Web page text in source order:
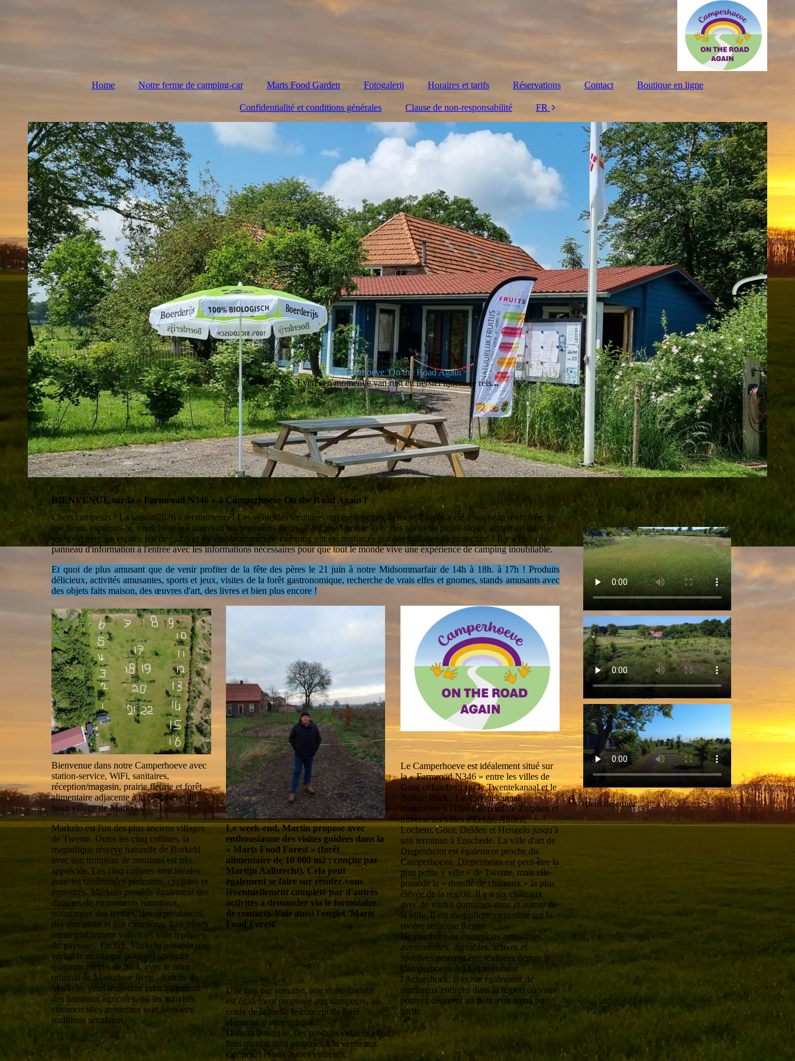
Home Notre ferme de camping-car Marts Food Garden Fotogalerij Horaires et tarifs Réservations Contact Boutique en ligne
Confidentialité et conditions générales Clause de non-responsabilité FR
NL
DE
Camperhoeve 'On the Road Again'
Even een momentje van rust en herstel tijdens je reis...
BIENVENUE sur la « Farmroad N346 » à Camperhoeve On the Road Again !
Chers campeurs ! La saison 2026 a recommencé! Les véhicules sanitaires ont été repeints, la route d'accès a été à nouveau renforcée, le
pré fleuri, espérons-le, verra bientôt à nouveau ses premières fleurs, il y a une terrasse avec des tables de pique-nique, un terrain de
jeu/sport avec un espace feu de camp et les emplacements de camping ont été renforcés par des grillages de protection ! Il y a un
panneau d'information à l'entrée avec les informations nécessaires pour que tout le monde vive une expérience de camping inoubliable.
Et quoi de plus amusant que de venir profiter de la fête des pères le 21 juin à notre Midsommarfair de 14h à 18h. à 17h ! Produits
délicieux, activités amusantes, sports et jeux, visites de la forêt gastronomique, recherche de vrais elfes et gnomes, stands amusants avec
des objets faits maison, des œuvres d'art, des livres et bien plus encore !
Bienvenue dans notre Camperhoeve avec
station-service, WiFi, sanitaires,
réception/magasin, prairie fleurie et forêt
alimentaire adjacente à la périphérie du
beau village de Markelo.
Markelo est l'un des plus anciens villages
de Twente. Outre les cinq collines, la
magnifique réserve naturelle de Borkeld
avec son troupeau de moutons est très
appréciée. Les cinq collines sont idéales
pour les randonnées pédestres, cyclistes et
équestres. Markelo possède également des
dizaines de monuments nationaux,
notamment des fermes, des dépendances,
des domaines et des cimetières. Les frênes
remarquablement vallonnés sont typiques
du paysage. En fait, Markelo possède une
véritable montagne pouvant atteindre
quarante mètres de haut, avec le nom
original de Markelose Berg. Autour de
Markelo, vous trouverez principalement
des hameaux agricoles, où les activités
commerciales modernes sont liées aux
traditions séculaires.
Le week-end, Martin propose avec
enthousiasme des visites guidées dans la
« Marts Food Forest » (forêt
alimentaire de 10 000 m2 ; conçue par
Martijn Aalbrecht). Cela peut
également se faire sur rendez-vous
(éventuellement complété par d'autres
activités à demander via le formulaire
de contact). Voir aussi l'onglet 'Marts
Food Forest'
Une fois par semaine, une visite gratuite
est également proposée aux campeurs, au
cours de laquelle le concept de forêt
alimentaire est expliqué.
Dans la boutique, des produits cultivés et
faits maison sont proposés à la vente aux
campeurs et aux autres visiteurs.
Le Camperhoeve est idéalement situé sur
la « Farmroad N346 » entre les villes de
Goor et Lochem sur le Twentekanaal et le
Bolkse Beek. Le Twentekanaal
commence à l'IJssel au nord de Zutphen et
traverse les villes d'Eefde, Almen,
Lochem, Goor, Delden et Hengelo jusqu'à
son terminus à Enschede. La ville d'art de
Diepenheim est également proche du
Camperhoeve. Diepenheim est peut-être la
plus petite « ville » de Twente, mais elle
possède la « densité de châteaux » la plus
élevée de la région. Il y a six châteaux
avec de vastes domaines dans et autour de
la ville. Il est magnifiquement situé sur la
rivière sinueuse Regge.
De nombreuses excursions amusantes,
aventureuses, agréables, actives et
sportives peuvent être réalisées depuis le
Camperhoeve à Twente et dans
l'Achterhoek. Il existe également de
nombreux endroits dans la région où vous
pourrez déguster un délicieux repas ou
sortir.
petit dejeuner...